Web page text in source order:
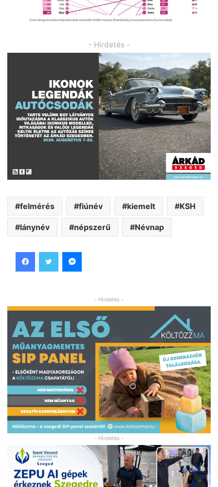
- Hirdetés -
felmérés fiúnév kiemelt KSH
lánynév népszerű Névnap
- Hirdetés -
- Hirdetés -